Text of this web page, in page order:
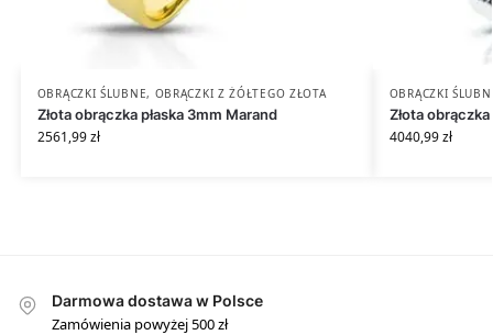
OBRĄCZKI ŚLUBNE, OBRĄCZKI Z ŻÓŁTEGO ZŁOTA
Złota obrączka płaska 3mm Marand
2561,99zł
OBRĄCZKI
Złota
4040,99zł
Darmowa dostawa w Polsce
Zamówienia powyżej 500 zł